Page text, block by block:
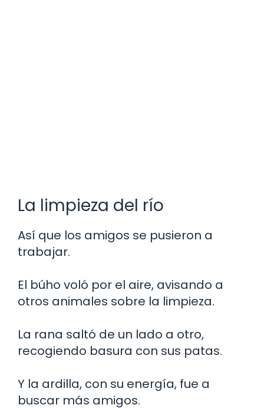
La limpieza del río
Así que los amigos se pusieron a
trabajar.
El búho voló por el aire, avisando a
otros animales sobre la limpieza.
La rana saltó de un lado a otro,
recogiendo basura con sus patas.
Y la ardilla, con su energía, fue a
buscar más amigos.